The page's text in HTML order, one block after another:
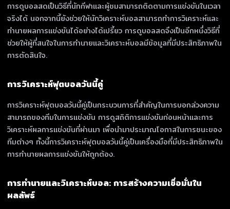
การดูบอลสดเป็นวิธีที่นักกีฬาและผู้ชมสามารถติดตามการแข่งขันในเวลา
จริงได้ นอกจากนี้ยังช่วยให้นักวิเคราะห์บอลสามารถทำการวิเคราะห์และ
ทำนายผลการแข่งขันได้อย่างได้เปรี้ยว การดูบอลสดจึงเป็นอีกหนึ่งวิธีที่
ช่วยให้ผู้ที่สนใจในการทำนายและวิเคราะห์บอลมีข้อมูลที่มีประสิทธิภาพใน
การตัดสินใจ.
การวิเคราะห์ฟุตบอลวันนี้คู่
การวิเคราะห์ฟุตบอลวันนี้คู่เป็นกระบวนการที่สำคัญในการบอกล่วงความ
สามารถของทีมในการแข่งขัน การดูสถิติการแข่งขันก่อนหน้าและการ
วิเคราะห์ผลการแข่งขันที่ผ่านมา เพื่อนำมาประมาณโอกาสในการชนะของ
ทีมต่างๆ ทั้งนี้การวิเคราะห์ฟุตบอลวันนี้คู่เป็นเครื่องมือที่มีประสิทธิภาพใน
การทำนายผลการแข่งขันให้ถูกต้อง.
การทำนายและวิเคราะห์บอล: การสร้างความเชื่อมั่นใน
ผลลัพธ์